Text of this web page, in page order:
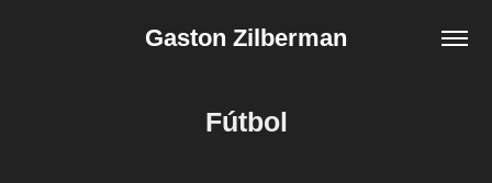
Gaston Zilberman
Fútbol